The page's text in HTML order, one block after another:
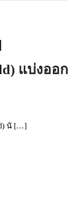
แบ่งออก
นั […]